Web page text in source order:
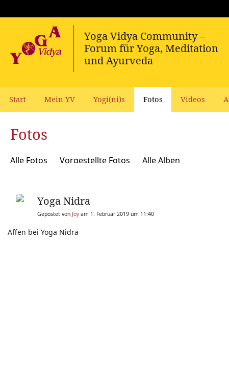
Start Mein YV Yogi(ni)s Fotos Videos
Fotos
Alle Fotos Vorgestellte Fotos Alle Alben
Yoga Nidra
Gepostet von Joyam 1. Februar 2019 um 11:40
Affen bei Yoga Nidra